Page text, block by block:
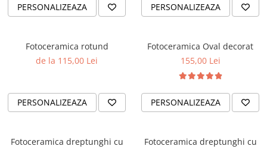
PERSONALIZEAZA PERSONALIZEAZA
Fotoceramica rotund
de la 115,00 Lei
PERSONALIZEAZA
Fotoceramica Oval decorat
155,00 Lei
PERSONALIZEAZA
Fotoceramica dreptunghi cu
Fotoceramica dreptunghi cu